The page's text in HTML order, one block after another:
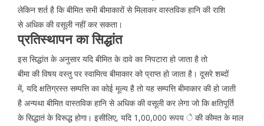
लेकिन शर्त है कि बीमित सभी बीमाकारों से मिलाकर वास्तविक हानि की राशि
से अधिक की वसूली नहीं कर सकता।
प्रतिस्थापन का सिद्धांत
इस सिद्धांत के अनुसार यदि बीमित के दावे का निपटारा हो जाता है तो
बीमा की विषय वस्तु पर स्वामित्व बीमाकार को प्राप्त हो जाता है। दूसरे शब्दों
में, यदि क्षतिग्रस्त सम्पत्ति का कोई मूल्य है तो यह सम्पत्ति बीमाकार की हो जाती
है अन्यथा बीमित वास्तविक हानि से अधिक की वसूली कर लेगा जो कि क्षतिपूर्ति
के सिद्धातं के विरूद्ध होगा। इसीलिए, यदि 1,00,000 रूपय े की कीमत के माल